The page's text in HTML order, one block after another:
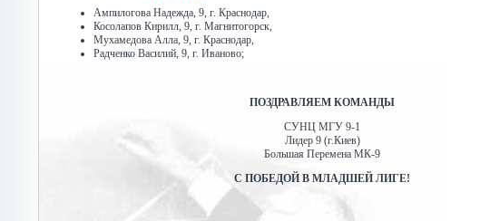
Ампилогова Надежда, 9, г. Краснодар,
Косолапов Кирилл, 9, г. Магнитогорск,
Мухамедова Алла, 9, г. Краснодар,
Радченко Василий, 9, г. Иваново;
ПОЗДРАВЛЯЕМ КОМАНДЫ
СУНЦ МГУ 9-1
Лидер 9 (г.Киев)
Большая Перемена МК-9
С ПОБЕДОЙ В МЛАДШЕЙ ЛИГЕ!